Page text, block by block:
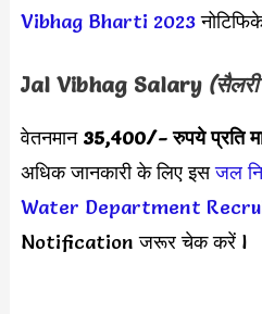
Vibhag Bharti 2023
Jal Vibhag Salary
वेतनमान 35,400/- रुपये प्रति
अधिक जानकारी के लिए इसजल
Water Department
Notification जरूर चेक करें l